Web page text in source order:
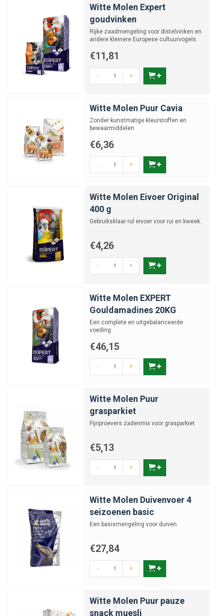
Witte Molen Expert
goudvinken
Rijke zaadmengeling voor distelvinken en
andere kleinere Europese cultuurvogels
€11,81
- +
Witte Molen Puur Cavia
Zonder kunstmatige kleurstoffen en
bewaarmiddelen
€6,36
- +
Witte Molen Eivoer Original
400 g
Gebruiksklaar rul eivoer voor rui en kweek.
€4,26
- +
Witte Molen EXPERT
Gouldamadines 20KG
Een complete en uitgebalanceerde
voeding
€46,15
- +
Witte Molen Puur
grasparkiet
Fijnproevers zadenmix voor grasparkiet
€5,13
- +
Witte Molen Duivenvoer 4
seizoenen basic
Een basismengeling voor duiven.
€27,84
- +
Witte Molen Puur pauze
snack muesli